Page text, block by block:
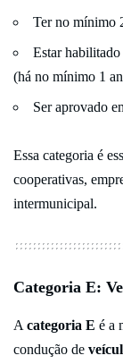
Ter no mínimo
Estar
(há no mínimo 1
Ser aprovado
Essa categoria é
cooperativas,
intermunicipal.
Categoria E:
Acategoria E é a
condução de